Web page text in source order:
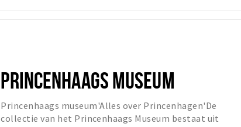
PRINCENHAAGS MUSEUM
Princenhaags museum'Alles over Princenhagen'De
collectie van het Princenhaags Museum bestaat uit